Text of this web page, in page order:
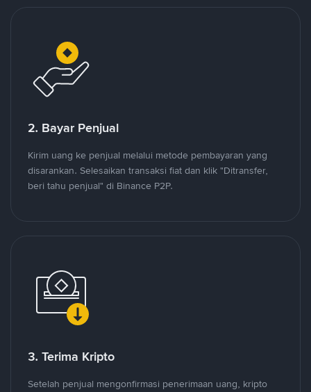
2. Bayar Penjual
Kirim uang ke penjual melalui metode pembayaran yang
disarankan. Selesaikan transaksi fiat dan klik "Ditransfer,
beri tahu penjual" di Binance P2P.
3. Terima Kripto
Setelah penjual mengonfirmasi penerimaan uang, kripto